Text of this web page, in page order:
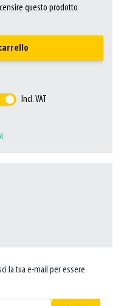
questo prodotto
Incl. VAT
la tua e-mail per essere